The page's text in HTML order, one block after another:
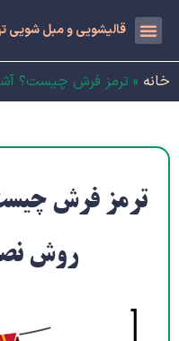
قالیشویی و مبل شویی
خانه » ترمز فرش چیست؟
ترمز فرش
روش